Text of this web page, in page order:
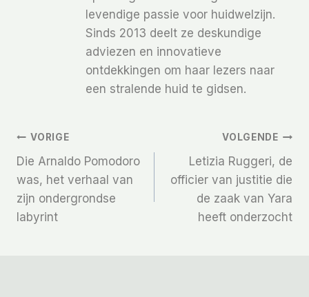
levendige passie voor huidwelzijn.
Sinds 2013 deelt ze deskundige
adviezen en innovatieve
ontdekkingen om haar lezers naar
een stralende huid te gidsen.
Bericht
Navigatie
VORIGE
Die Arnaldo Pomodoro
was, het verhaal van
zijn ondergrondse
labyrint
VOLGENDE
Letizia Ruggeri, de
officier van justitie die
de zaak van Yara
heeft onderzocht